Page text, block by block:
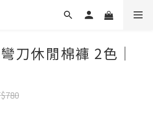
刀休閒棉褲 2色｜